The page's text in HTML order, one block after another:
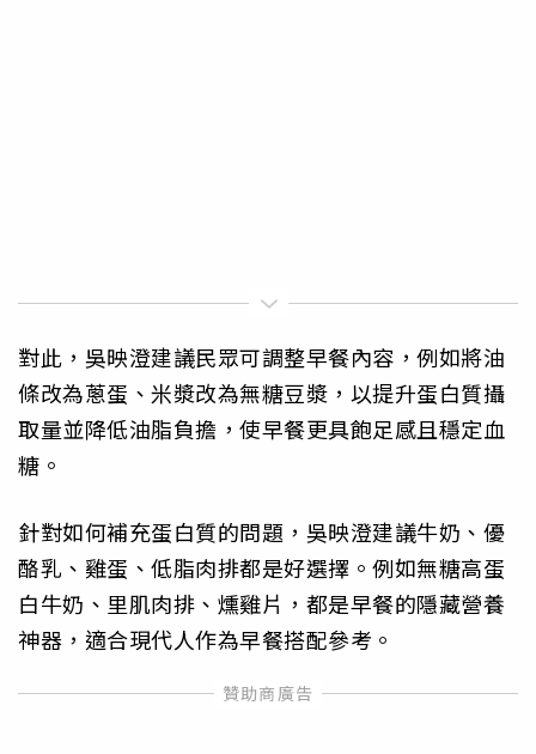
對此，吳映澄建議民眾可調整早餐內容，例如將油
條改為蔥蛋、米漿改為無糖豆漿，以提升蛋白質攝
取量並降低油脂負擔，使早餐更具飽足感且穩定血
糖。
針對如何補充蛋白質的問題，吳映澄建議牛奶、優
酪乳、雞蛋、低脂肉排都是好選擇。例如無糖高蛋
白牛奶、里肌肉排、燻雞片，都是早餐的隱藏營養
神器，適合現代人作為早餐搭配參考。